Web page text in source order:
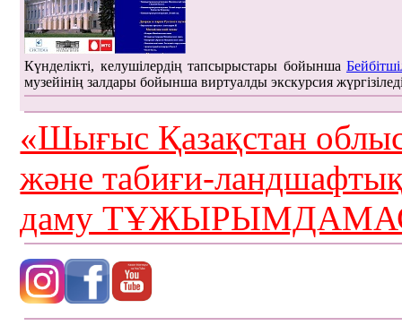
Күнделікті, келушілердің тапсырыстары бойынша
музейінің залдары бойынша виртуалды экскурсия
«Шығыс Қазақстан
және табиғи-
даму